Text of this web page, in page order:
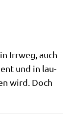
Irr­weg, auch
und in lau­
wird. Doch